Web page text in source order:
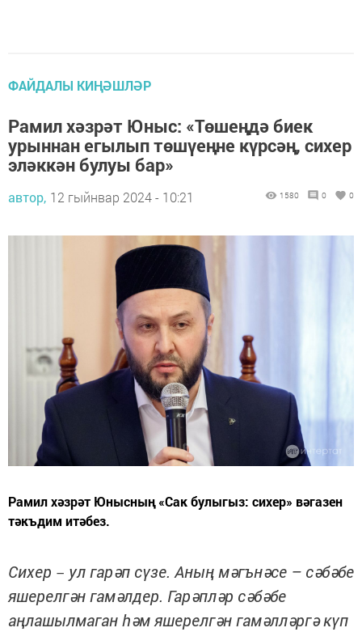
ФАЙДАЛЫ КИҢӘШЛӘР
Рамил хәзрәт Юныс: «Төшеңдә биек
урыннан егылып төшүеңне күрсәң, сихер
эләккән булуы бар»
автор, 12 гыйнвар 2024 - 10:21 1580 0 0
Рамил хәзрәт Юнысның «Сак булыгыз: сихер» вәгазен
тәкъдим итәбез.
Сихер – ул гарәп сүзе. Аның мәгънәсе – сәбәбе
яшерелгән гамәлдер. Гарәпләр сәбәбе
аңлашылмаган һәм яшерелгән гамәлләргә күп